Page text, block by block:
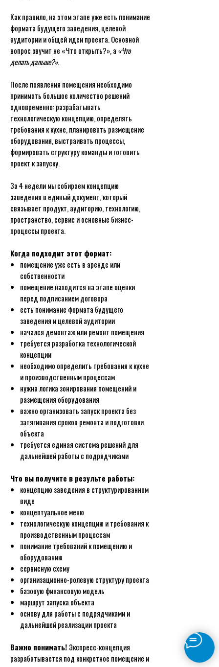
Как правило, на этом этапе уже есть понимание
формата будущего заведения, целевой
аудитории и общей идеи проекта. Основной
вопрос звучит не «Что открыть?», а «Что
делать дальше?».
После появления помещения необходимо
принимать большое количество решений
одновременно: разрабатывать
технологическую концепцию, определять
требования к кухне, планировать размещение
оборудования, выстраивать процессы,
формировать структуру команды и готовить
проект к запуску.
За 4 недели мы собираем концепцию
заведения в единый документ, который
связывает продукт, аудиторию, технологию,
пространство, сервис и основные бизнес-
процессы проекта.
Когда подходит этот формат:
помещение уже есть в аренде или
собственности
помещение находится на этапе оценки
перед подписанием договора
есть понимание формата будущего
заведения и целевой аудитории
начался демонтаж или ремонт помещения
требуется разработка технологической
концепции
необходимо определить требования к кухне
и производственным процессам
нужна логика зонирования помещений и
размещения оборудования
важно организовать запуск проекта без
затягивания сроков ремонта и подготовки
объекта
требуется единая система решений для
дальнейшей работы с подрядчиками
Что вы получите в результе работы:
концепцию заведения в структурированном
виде
концептуальное меню
технологическую концепцию и требования к
производственным процессам
понимание требований к помещению и
оборудованию
сервисную схему
организационно-ролевую структуру проекта
базовую финансовую модель
маршрут запуска объекта
основу для работы с подрядчиками и
дальнейшей реализации проекта
Важно понимать! Экспресс-концепция
разрабатывается под конкретное помещение и